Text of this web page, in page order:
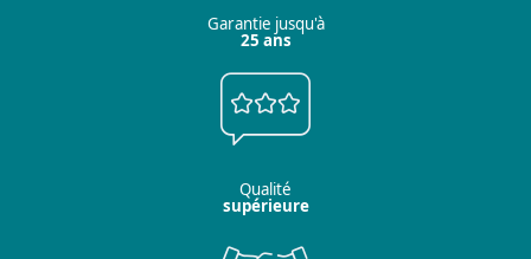
Garantie jusqu'à
25 ans
Qualité
supérieure